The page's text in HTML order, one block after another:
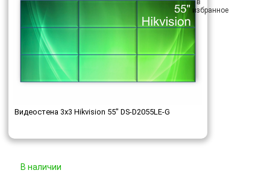
Видеостена 3x3 Hikvision 55" DS-D2055LE-G
В наличии